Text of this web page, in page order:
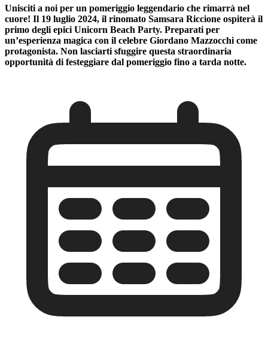
Unisciti a noi per un pomeriggio leggendario che rimarrà nel
cuore! Il 19 luglio 2024, il rinomato Samsara Riccione ospiterà il
primo degli epici Unicorn Beach Party. Preparati per
un’esperienza magica con il celebre Giordano Mazzocchi come
protagonista. Non lasciarti sfuggire questa straordinaria
opportunità di festeggiare dal pomeriggio fino a tarda notte.